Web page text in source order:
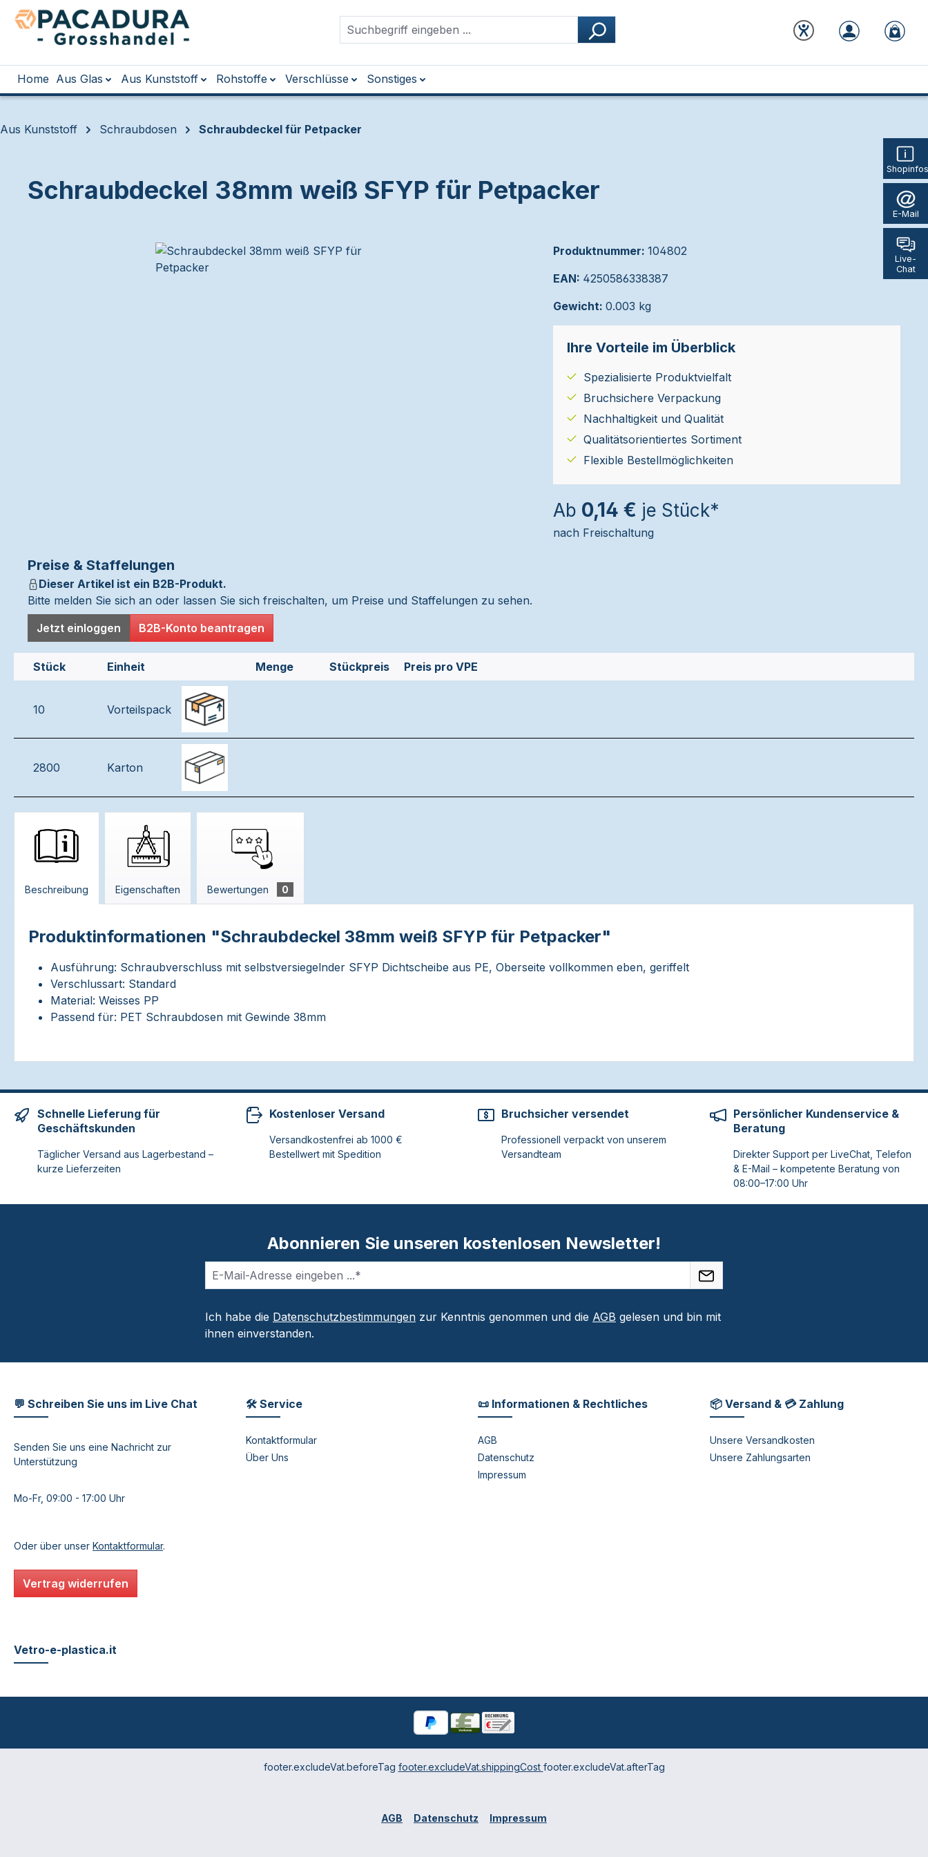
Hauptinhalt springen
Zur Suche springen
Zur Hauptnavigation springen
E-Mail
Live-
Chat
Home Aus Glas Aus Kunststoff Rohstoffe Verschlüsse Sonstiges
Aus Kunststoff Schraubdosen Schraubdeckel für Petpacker
Schraubdeckel 38mm weiß SFYP für Petpacker
Produktnummer: 104802
EAN: 4250586338387
Gewicht: 0.003 kg
Ihre Vorteile im Überblick
Spezialisierte Produktvielfalt
Bruchsichere Verpackung
Nachhaltigkeit und Qualität
Qualitätsorientiertes Sortiment
Flexible Bestellmöglichkeiten
Ab 0,14 € je Stück*
nach Freischaltung
Preise & Staffelungen
Dieser Artikel ist ein B2B-Produkt.
Bitte melden Sie sich an oder lassen Sie sich freischalten, um Preise und Staffelungen zu sehen.
Jetzt einloggen
B2B-Konto beantragen
Stück Einheit Menge Stückpreis Preis pro VPE
10 Vorteilspack
2800 Karton
Beschreibung Eigenschaften Bewertungen 0
Produktinformationen "Schraubdeckel 38mm weiß SFYP für Petpacker"
Ausführung: Schraubverschluss mit selbstversiegelnder SFYP Dichtscheibe aus PE, Oberseite vollkommen eben, geriffelt
Verschlussart: Standard
Material: Weisses PP
Passend für: PET Schraubdosen mit Gewinde 38mm
Schnelle Lieferung für
Geschäftskunden
Täglicher Versand aus Lagerbestand –
kurze Lieferzeiten
Kostenloser Versand
Versandkostenfrei ab 1000 €
Bestellwert mit Spedition
Bruchsicher versendet
Professionell verpackt von unserem
Versandteam
Persönlicher Kundenservice &
Beratung
Direkter Support per LiveChat, Telefon
& E-Mail – kompetente Beratung von
08:00–17:00 Uhr
Abonnieren Sie unseren kostenlosen Newsletter!
Ich habe die Datenschutzbestimmungen zur Kenntnis genommen und die AGB gelesen und bin mit
ihnen einverstanden.
💬 Schreiben Sie uns im Live Chat
Senden Sie uns eine Nachricht zur
Unterstützung
Mo-Fr, 09:00 - 17:00 Uhr
Oder über unser Kontaktformular.
Vertrag widerrufen
🛠 Service
Kontaktformular
Über Uns
📜 Informationen & Rechtliches
AGB
Datenschutz
Impressum
📦 Versand & 💳 Zahlung
Unsere Versandkosten
Unsere Zahlungsarten
Vetro-e-plastica.it
footer.excludeVat.beforeTag footer.excludeVat.shippingCost footer.excludeVat.afterTag
AGB Datenschutz Impressum